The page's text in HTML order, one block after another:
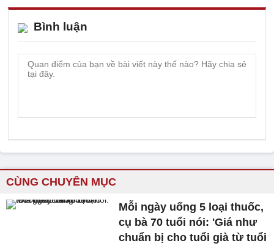
Bình luận
CÙNG CHUYÊN MỤC
Mỗi ngày uống 5 loại thuốc,
cụ bà 70 tuổi nói: 'Giá như
chuẩn bị cho tuổi già từ tuổi